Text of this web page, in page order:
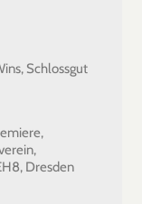
Schlossgut
Dresden